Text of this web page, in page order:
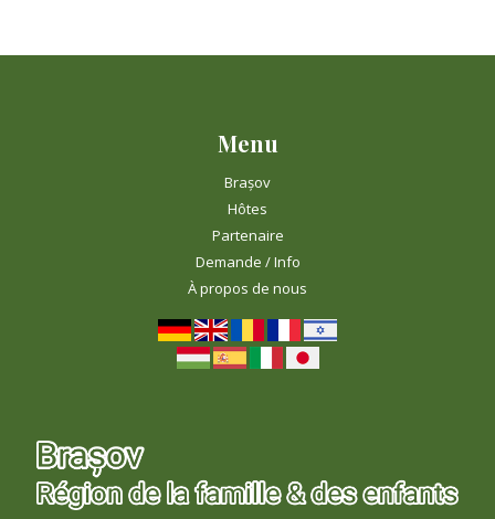
Menu
Brașov
Hôtes
Partenaire
Demande / Info
À propos de nous